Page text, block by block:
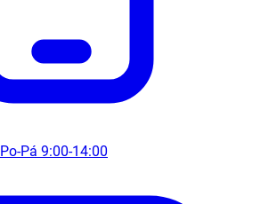
Po-Pá 9:00-14:00